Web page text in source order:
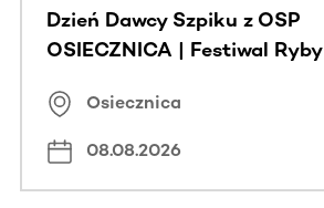
Dzień Dawcy Szpiku z OSP
OSIECZNICA | Festiwal Ryby
Osiecznica
08.08.2026